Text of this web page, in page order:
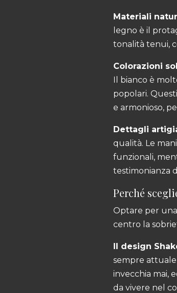
Materiali
legno è il
tonalità tenui,
Colorazioni
Il bianco è
popolari.
e armonioso,
Dettagli
qualità. Le
funzionali,
testimonianza
Perché
Optare per una
centro la
Il design
sempre attuale
invecchia mai,
da vivere nel